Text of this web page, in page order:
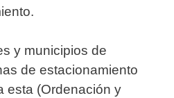
y municipios de
de estacionamiento
esta (Ordenación y